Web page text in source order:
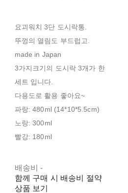
요괴워치 3단 도시락통.
뚜껑의 열림도 부드럽고.
made in Japan
3가지크기의 도시락 3개가 한
세트 입니다.
다용도로 활용 좋아요~
파랑: 480ml (14*10*5.5cm)
노랑: 300ml
빨강: 180ml
배송비-
함께 구매 시 배송비 절약
상품 보기